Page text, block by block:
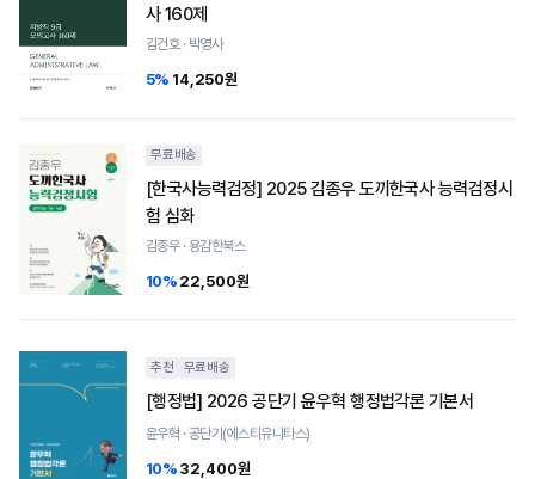
사 160제
김건호 · 박영사
5% 14,250원
무료배송
[한국사능력검정] 2025 김종우 도끼한국사 능력검정시
험 심화
김종우 · 용감한북스
10% 22,500원
추천 무료배송
[행정법] 2026 공단기 윤우혁 행정법각론 기본서
윤우혁 · 공단기(에스티유니타스)
10% 32,400원